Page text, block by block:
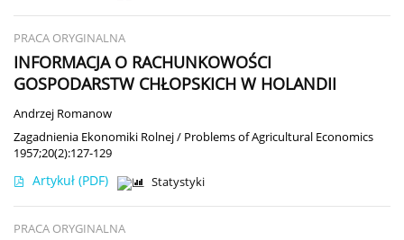
PRACA ORYGINALNA
INFORMACJA O RACHUNKOWOŚCI
GOSPODARSTW CHŁOPSKICH W HOLANDII
Andrzej Romanow
Zagadnienia Ekonomiki Rolnej / Problems of Agricultural Economics
1957;20(2):127-129
Artykuł (PDF) Statystyki
PRACA ORYGINALNA